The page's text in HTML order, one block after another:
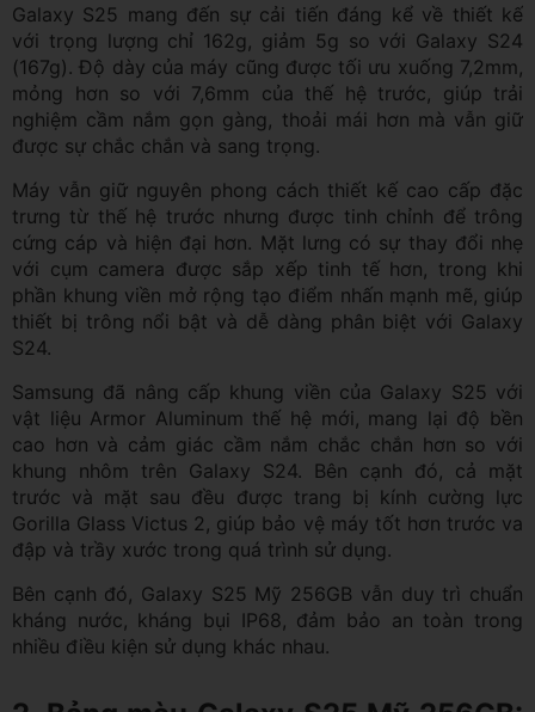
Galaxy S25 mang đến sự cải tiến đáng kể về thiết kế
với trọng lượng chỉ 162g, giảm 5g so với Galaxy S24
(167g). Độ dày của máy cũng được tối ưu xuống 7,2mm,
mỏng hơn so với 7,6mm của thế hệ trước, giúp trải
nghiệm cầm nắm gọn gàng, thoải mái hơn mà vẫn giữ
được sự chắc chắn và sang trọng.
Máy vẫn giữ nguyên phong cách thiết kế cao cấp đặc
trưng từ thế hệ trước nhưng được tinh chỉnh để trông
cứng cáp và hiện đại hơn. Mặt lưng có sự thay đổi nhẹ
với cụm camera được sắp xếp tinh tế hơn, trong khi
phần khung viền mở rộng tạo điểm nhấn mạnh mẽ, giúp
thiết bị trông nổi bật và dễ dàng phân biệt với Galaxy
S24.
Samsung đã nâng cấp khung viền của Galaxy S25 với
vật liệu Armor Aluminum thế hệ mới, mang lại độ bền
cao hơn và cảm giác cầm nắm chắc chắn hơn so với
khung nhôm trên Galaxy S24. Bên cạnh đó, cả mặt
trước và mặt sau đều được trang bị kính cường lực
Gorilla Glass Victus 2, giúp bảo vệ máy tốt hơn trước va
đập và trầy xước trong quá trình sử dụng.
Bên cạnh đó, Galaxy S25 Mỹ 256GB vẫn duy trì chuẩn
kháng nước, kháng bụi IP68, đảm bảo an toàn trong
nhiều điều kiện sử dụng khác nhau.